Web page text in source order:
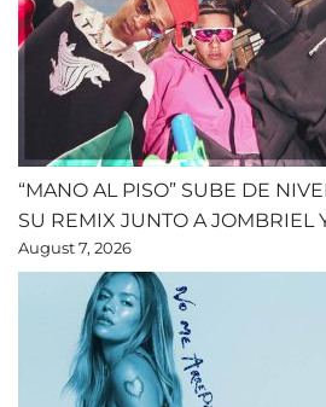
“MANO AL PISO” SUBE DE
SU REMIX JUNTO A JOMBRIEL
August 7, 2026